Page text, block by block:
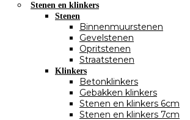
Stenen en klinkers
Stenen
Binnenmuurstenen
Gevelstenen
Opritstenen
Straatstenen
Klinkers
Betonklinkers
Gebakken klinkers
Stenen en klinkers 6cm
Stenen en klinkers 7cm